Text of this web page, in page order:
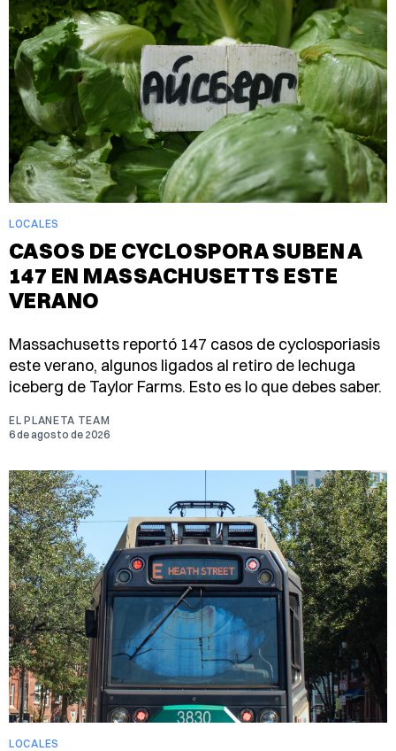
LOCALES
CASOS DE CYCLOSPORA SUBEN A
147 EN MASSACHUSETTS ESTE
VERANO
Massachusetts reportó 147 casos de cyclosporiasis
este verano, algunos ligados al retiro de lechuga
iceberg de Taylor Farms. Esto es lo que debes saber.
EL PLANETA TEAM
6 de agosto de 2026
LOCALES